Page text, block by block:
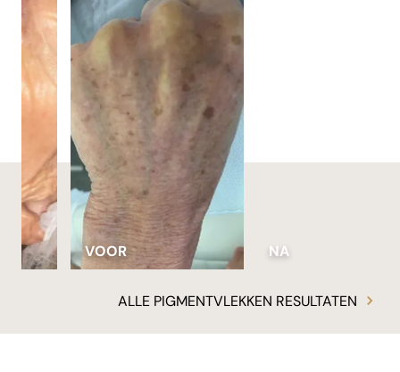
VOOR NA
ALLE PIGMENTVLEKKEN RESULTATEN